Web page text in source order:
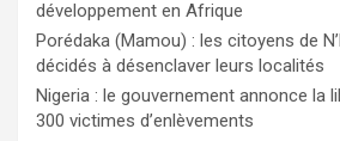
développement en Afrique
Porédaka (Mamou) : les citoyens de
décidés à désenclaver leurs localités
Nigeria : le gouvernement annonce la
300 victimes d’enlèvements